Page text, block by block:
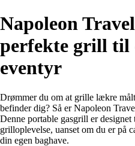
Napoleon
perfekte grill til
eventyr
Drømmer du om at grille lækre
befinder dig? Så er Napoleon
Denne portable gasgrill er
grilloplevelse, uanset om du er på
din egen baghave.